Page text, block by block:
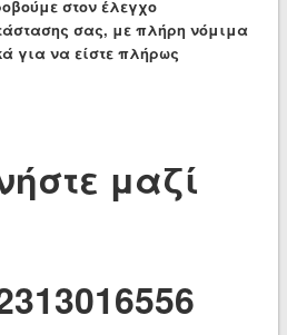
στον έλεγχο
σας, με πλήρη νόμιμα
για να είστε πλήρως
μαζί